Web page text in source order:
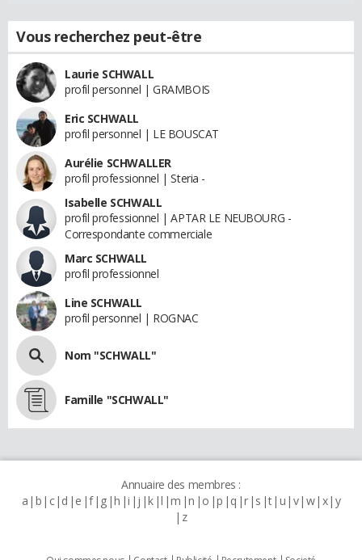
Vous recherchez peut-être
Laurie SCHWALL
profil personnel | GRAMBOIS
Eric SCHWALL
profil personnel | LE BOUSCAT
Aurélie SCHWALLER
profil professionnel | Steria -
Isabelle SCHWALL
profil professionnel | APTAR LE NEUBOURG -
Correspondante commerciale
Marc SCHWALL
profil professionnel
Line SCHWALL
profil personnel | ROGNAC
Nom "SCHWALL"
Famille "SCHWALL"
Annuaire des membres :
a b c d e f g h i j k l m n o p q r s t u v w x y
z